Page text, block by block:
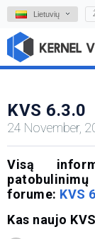
Lietuvių
KVS 6.3.0
24 November,
Visą
forume: KVS
Kas naujo